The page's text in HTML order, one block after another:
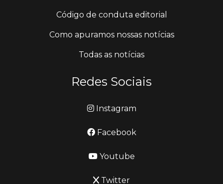
Código de conduta editorial
Como apuramos nossas notícias
Todas as notícias
Redes Sociais
Instagram
Facebook
Youtube
Twitter